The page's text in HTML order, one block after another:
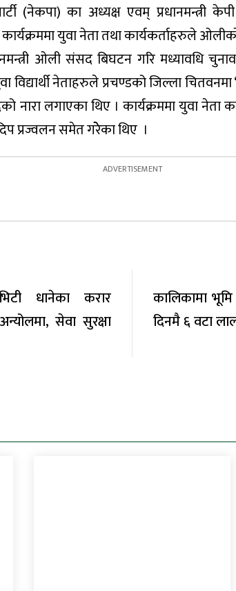
(नेकपा) का अध्यक्ष एवम्
कार्यक्रममा युवा नेता तथा कार्यकर्ताहरुले
ओली संसद बिघटन गरि मध्यावधि
विद्यार्थी नेताहरुले प्रचण्डको जिल्ला
नारा लगाएका थिए । कार्यक्रममा युवा
प्रज्वलन समेत गरेेेका थिए ।
धानेका करार
सेवा सुरक्षा
कालिकामा
दिनमै ६ वटा